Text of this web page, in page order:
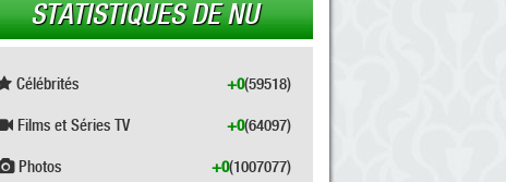
STATISTIQUES DE NU
Célébrités (59518)
+0
Films et Séries TV (64097)
+0
Photos (1007077)
+0